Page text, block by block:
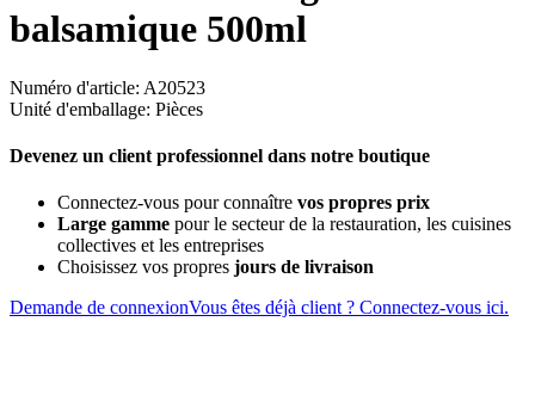
balsamique 500ml
Numéro d'article: A20523
Unité d'emballage: Pièces
Devenez un client professionnel dans notre boutique
Connectez-vous pour connaître vos propres prix
Large gamme pour le secteur de la restauration, les cuisines
collectives et les entreprises
Choisissez vos propres jours de livraison
Demande de connexionVous êtes déjà client ? Connectez-vous ici.